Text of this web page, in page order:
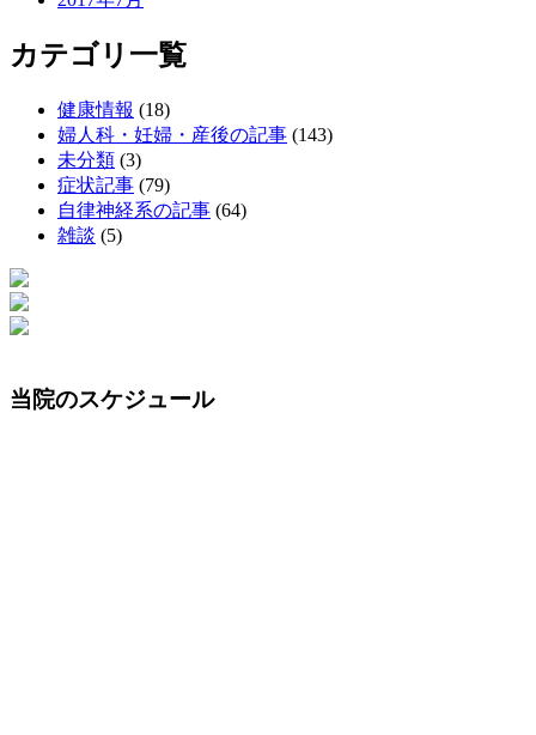
カテゴリ一覧
健康情報 (18)
婦人科・妊婦・産後の記事 (143)
未分類 (3)
症状記事 (79)
自律神経系の記事 (64)
雑談 (5)
当院のスケジュール